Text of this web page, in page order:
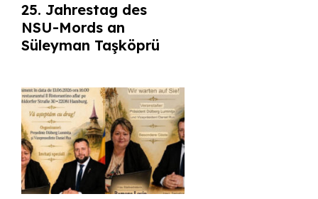
25. Jahrestag des
NSU-Mords an
Süleyman Taşköprü